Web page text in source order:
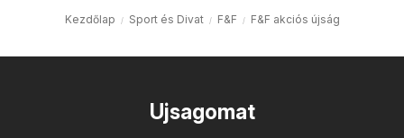
Kezdőlap Sport és Divat F&F F&F akciós újság
Ujsagomat